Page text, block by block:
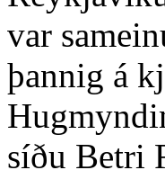
var
þannig á
síðu Betri